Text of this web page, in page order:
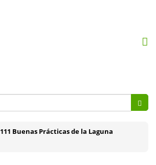
111 Buenas Prácticas de la Laguna